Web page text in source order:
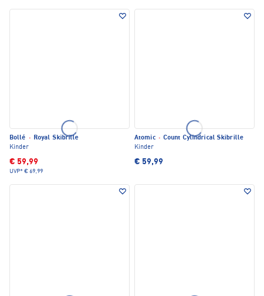
Bollé · Royal Skibrille
Kinder
€ 59,99
UVP* € 69,99
Atomic · Count Cylindrical Skibrille
Kinder
€ 59,99